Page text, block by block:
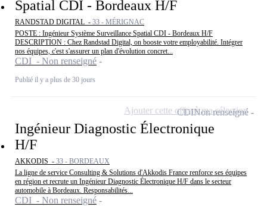
Spatial CDI - Bordeaux H/F
RANDSTAD DIGITAL - 33 - MÉRIGNAC
POSTE : Ingénieur Système Surveillance Spatial CDI - Bordeaux H/F
DESCRIPTION : Chez Randstad Digital, on booste votre employabilité. Intégrer
nos équipes, c'est s'assurer un plan d'évolution concret...
CDI - Non renseigné
Publié il y a plus de 30 jours
Ingénieur Diagnostic Électronique
H/F
AKKODIS - 33 - BORDEAUX
La ligne de service Consulting & Solutions d'Akkodis France renforce ses équipes
en région et recrute un Ingénieur Diagnostic Électronique H/F dans le secteur
automobile à Bordeaux. Responsabilités...
CDI - Non renseigné
CDINon renseigné
Ajouter cette offre à ma sélection